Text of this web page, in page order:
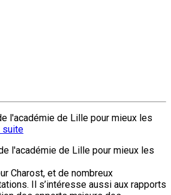
l'académie de Lille pour mieux les
suite
l'académie de Lille pour mieux les
Charost, et de nombreux
Il s’intéresse aussi aux rapports